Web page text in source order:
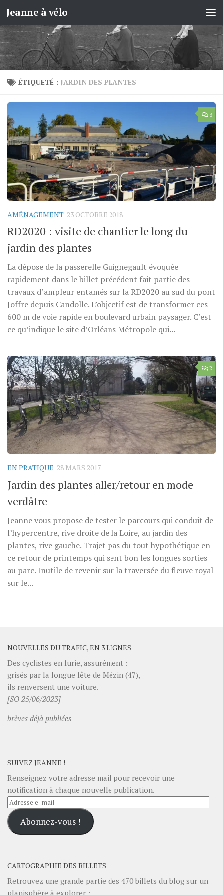
Skip to content
Jeanne à vélo
ÉTIQUETÉ : JARDIN DES PLANTES
3
AMÉNAGEMENT 23 OCTOBRE 2018
RD2020 : visite de chantier le long du
jardin des plantes
La dépose de la passerelle Guignegault évoquée
rapidement dans le billet précédent fait partie des
travaux d’ampleur entamés sur la RD2020 au sud du pont
Joffre depuis Candolle. L’objectif est de transformer ces
600 m de voie rapide en boulevard urbain paysager. C’est
ce qu’indique le site d’Orléans Métropole qui...
2
EN PRATIQUE 28 MARS 2017
Jardin des plantes aller/retour en mode
verdâtre
Jeanne vous propose de tester le parcours qui conduit de
l’hypercentre, rive droite de la Loire, au jardin des
plantes, rive gauche. Trajet pas du tout hypothétique en
ce retour de printemps qui sent bon les longues sorties
au parc. Inutile de revenir sur la traversée du fleuve royal
sur le...
NOUVELLES DU TRAFIC, EN 3 LIGNES
Des cyclistes en furie, assurément :
grisés par la longue fête de Mézin (47),
ils renversent une voiture.
[SO 25/06/2023]
brèves déjà publiées
SUIVEZ JEANNE !
Renseignez votre adresse mail pour recevoir une
notification à chaque nouvelle publication.
Adresse
e-
mailAbonnez-vous !
CARTOGRAPHIE DES BILLETS
Retrouvez une grande partie des 470billets du blog sur un
planisphère à explorer :